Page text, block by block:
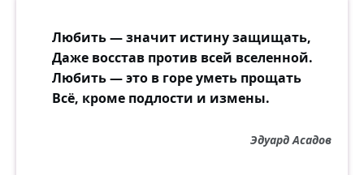
Любить — значит истину защищать,
Даже восстав против всей вселенной.
Любить — это в горе уметь прощать
Всё, кроме подлости и измены.
Эдуард Асадов